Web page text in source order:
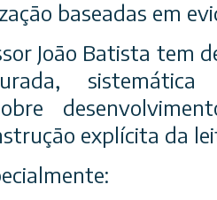
baseadas em
João Batista tem
explícita da